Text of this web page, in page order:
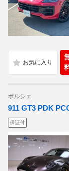
ポルシェ
911 GT3 PDK
保証付